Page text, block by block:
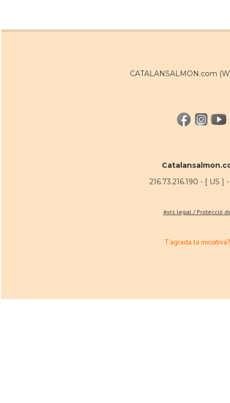
CATALANSALMON.com
216.73.216.190 - [ US ]
Avís legal / Protecció
T'agrada la